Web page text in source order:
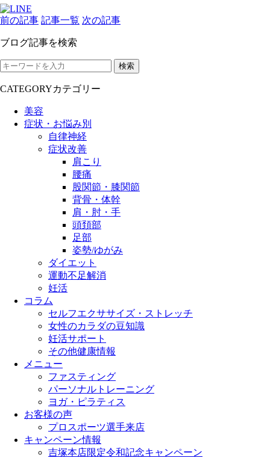
前の記事 記事一覧 次の記事
ブログ記事を検索
検索
CATEGORYカテゴリー
美容
症状・お悩み別
自律神経
症状改善
肩こり
腰痛
股関節・膝関節
背骨・体幹
肩・肘・手
頭頚部
足部
姿勢/ゆがみ
ダイエット
運動不足解消
妊活
コラム
セルフエクササイズ・ストレッチ
女性のカラダの豆知識
妊活サポート
その他健康情報
メニュー
ファスティング
パーソナルトレーニング
ヨガ・ピラティス
お客様の声
プロスポーツ選手来店
キャンペーン情報
吉塚本店限定令和記念キャンペーン